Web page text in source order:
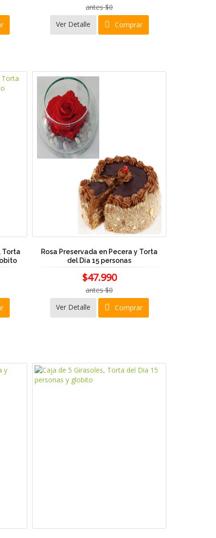
antes $0
Ver Detalle
Comprar
Torta
Rosa Preservada en Pecera y Torta
del Dia 15 personas
$47.990
antes $0
Ver Detalle
Comprar